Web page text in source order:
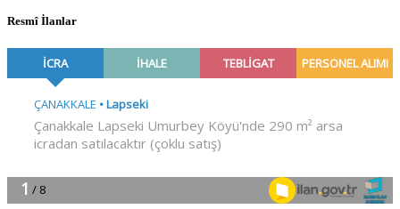
Resmî İlanlar